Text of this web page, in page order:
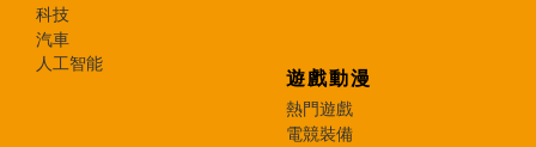
科技
汽車
人工智能
遊戲動漫
熱門遊戲
電競裝備